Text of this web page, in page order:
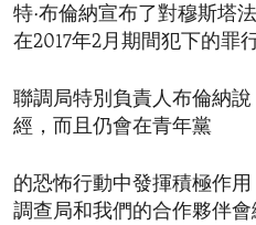
特·布倫納宣布了對穆斯塔
在2017年2月期間犯下的罪
聯調局特別負責人布倫納
經，而且仍會在青年黨
的恐怖行動中發揮積極作
調查局和我們的合作夥伴